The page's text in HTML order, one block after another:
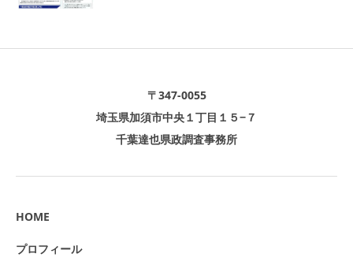
〒347-0055
埼玉県加須市中央１丁目１５−７
千葉達也県政調査事務所
HOME
プロフィール